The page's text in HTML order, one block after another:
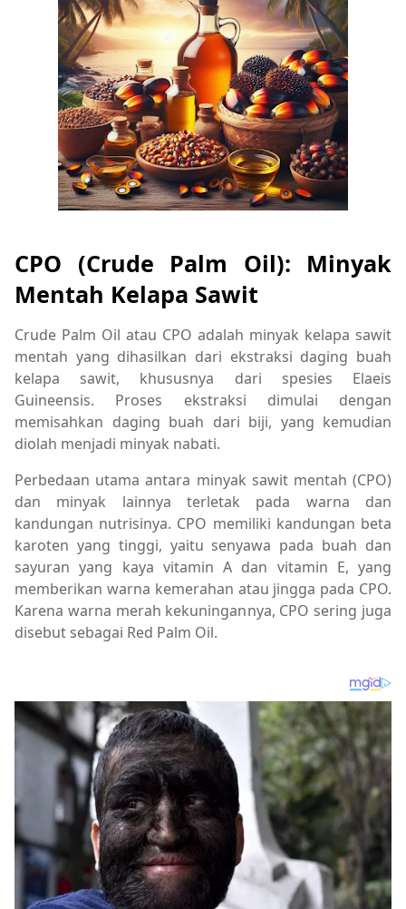
CPO (Crude Palm Oil): Minyak
Mentah Kelapa Sawit
Crude Palm Oil atau CPO adalah minyak kelapa sawit
mentah yang dihasilkan dari ekstraksi daging buah
kelapa sawit, khususnya dari spesies Elaeis
Guineensis. Proses ekstraksi dimulai dengan
memisahkan daging buah dari biji, yang kemudian
diolah menjadi minyak nabati.
Perbedaan utama antara minyak sawit mentah (CPO)
dan minyak lainnya terletak pada warna dan
kandungan nutrisinya. CPO memiliki kandungan beta
karoten yang tinggi, yaitu senyawa pada buah dan
sayuran yang kaya vitamin A dan vitamin E, yang
memberikan warna kemerahan atau jingga pada CPO.
Karena warna merah kekuningannya, CPO sering juga
disebut sebagai Red Palm Oil.